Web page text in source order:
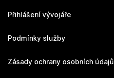
Přihlášení vývojáře
Podmínky služby
Zásady ochrany osobních údajů